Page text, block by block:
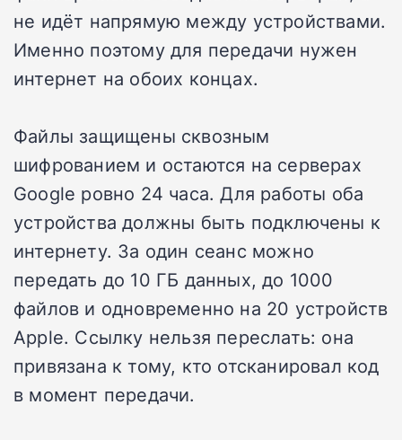
не идёт напрямую между устройствами.
Именно поэтому для передачи нужен
интернет на обоих концах.
Файлы защищены сквозным
шифрованием и остаются на серверах
Google ровно 24 часа. Для работы оба
устройства должны быть подключены к
интернету. За один сеанс можно
передать до 10 ГБ данных, до 1000
файлов и одновременно на 20 устройств
Apple. Ссылку нельзя переслать: она
привязана к тому, кто отсканировал код
в момент передачи.